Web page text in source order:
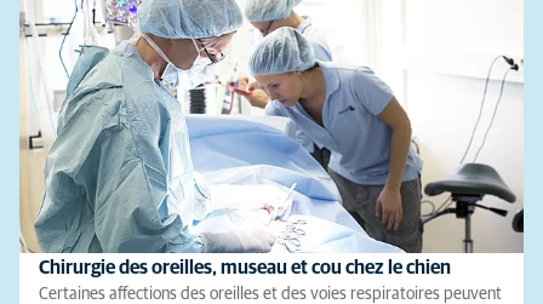
Chirurgie des oreilles, museau et cou chez le chien
Certaines affections des oreilles et des voies respiratoires peuvent